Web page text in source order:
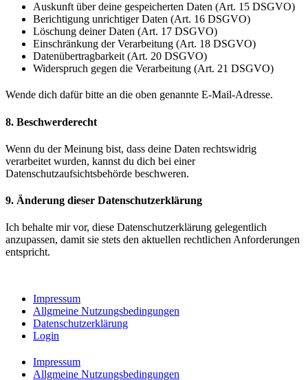
Auskunft über deine gespeicherten Daten (Art. 15 DSGVO)
Berichtigung unrichtiger Daten (Art. 16 DSGVO)
Löschung deiner Daten (Art. 17 DSGVO)
Einschränkung der Verarbeitung (Art. 18 DSGVO)
Datenübertragbarkeit (Art. 20 DSGVO)
Widerspruch gegen die Verarbeitung (Art. 21 DSGVO)
Wende dich dafür bitte an die oben genannte E-Mail-Adresse.
8. Beschwerderecht
Wenn du der Meinung bist, dass deine Daten rechtswidrig
verarbeitet wurden, kannst du dich bei einer
Datenschutzaufsichtsbehörde beschweren.
9. Änderung dieser Datenschutzerklärung
Ich behalte mir vor, diese Datenschutzerklärung gelegentlich
anzupassen, damit sie stets den aktuellen rechtlichen Anforderungen
entspricht.
Impressum
Allgmeine Nutzungsbedingungen
Datenschutzerklärung
Login
Impressum
Allgmeine Nutzungsbedingungen